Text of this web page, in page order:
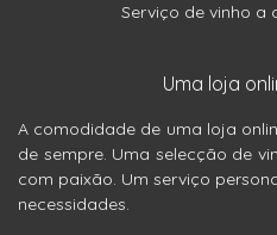
Serviço de vinho a
Uma loja
A comodidade de uma loja
de sempre. Uma selecção de
com paixão. Um serviço
necessidades.